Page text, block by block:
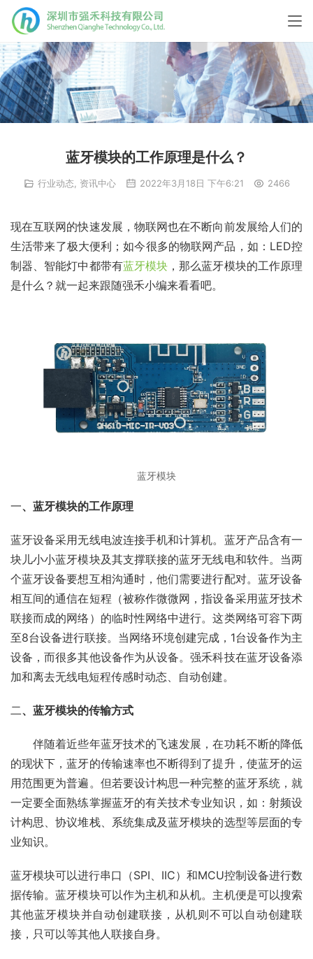
蓝牙模块的工作原理是什么？
行业动态 资讯中心 2022年3月18日 下午6:21 2466
现在互联网的快速发展，物联网也在不断向前发展给人们的
生活带来了极大便利；如今很多的物联网产品，如：LED控
制器、智能灯中都带有蓝牙模块 ，那么蓝牙模块的工作原理
是什么？就一起来跟随强禾小编来看看吧。
蓝牙模块
一、蓝牙模块的工作原理
蓝牙设备采用无线电波连接手机和计算机。蓝牙产品含有一
块儿小小蓝牙模块及其支撑联接的蓝牙无线电和软件。当两
个蓝牙设备要想互相沟通时，他们需要进行配对。蓝牙设备
相互间的通信在短程（被称作微微网，指设备采用蓝牙技术
联接而成的网络）的临时性网络中进行。这类网络可容下两
至8台设备进行联接。当网络环境创建完成，1台设备作为主
设备，而很多其他设备作为从设备。强禾科技在蓝牙设备添
加和离去无线电短程传感时动态、自动创建。
二、蓝牙模块的传输方式
伴随着近些年蓝牙技术的飞速发展，在功耗不断的降低
的现状下，蓝牙的传输速率也不断得到了提升，使蓝牙的运
用范围更为普遍。但若要设计构思一种完整的蓝牙系统，就
一定要全面熟练掌握蓝牙的有关技术专业知识，如：射频设
计构思、协议堆栈、系统集成及蓝牙模块的选型等层面的专
业知识。
蓝牙模块可以进行串口（SPI、IIC）和MCU控制设备进行数
据传输。蓝牙模块可以作为主机和从机。主机便是可以搜索
其他蓝牙模块并自动创建联接，从机则不可以自动创建联
接，只可以等其他人联接自身。